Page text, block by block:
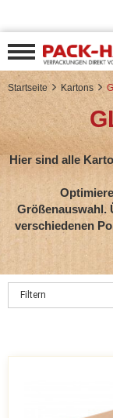
Startseite Kartons
Hier sind alle
Größenauswahl.
verschiedenen
Filtern